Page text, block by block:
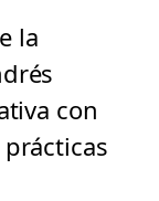
la
con